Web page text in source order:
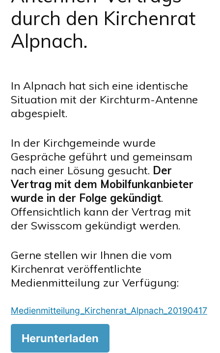
durch den Kirchenrat
Alpnach.
In Alpnach hat sich eine identische
Situation mit der Kirchturm-Antenne
abgespielt.
In der Kirchgemeinde wurde
Gespräche geführt und gemeinsam
nach einer Lösung gesucht. Der
Vertrag mit dem Mobilfunkanbieter
wurde in der Folge gekündigt.
Offensichtlich kann der Vertrag mit
der Swisscom gekündigt werden.
Gerne stellen wir Ihnen die vom
Kirchenrat veröffentlichte
Medienmitteilung zur Verfügung:
Medienmitteilung_Kirchenrat_Alpnach_20190417
Herunterladen